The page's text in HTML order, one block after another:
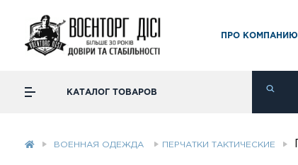
ПРО КОМПАНИЮ
КАТАЛОГ ТОВАРОВ
ВОЕННАЯ ОДЕЖДА ПЕРЧАТКИ ТАКТИЧЕСКИЕ